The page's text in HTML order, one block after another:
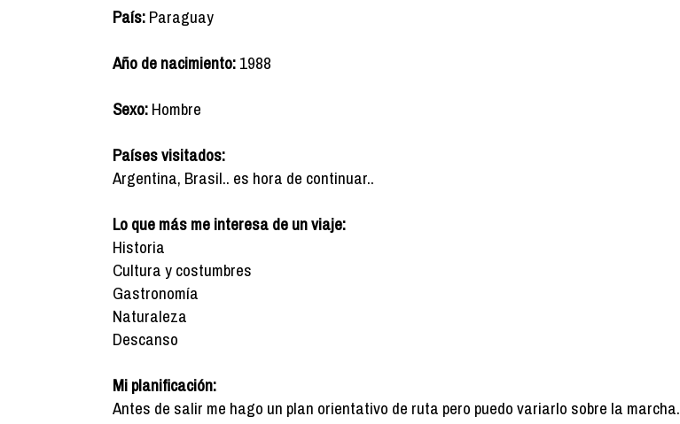
País:Paraguay
Año de nacimiento:1988
Sexo:Hombre
Países visitados:
Argentina, Brasil.. es hora de continuar..
Lo que más me interesa de un viaje:
Historia
Cultura y costumbres
Gastronomía
Naturaleza
Descanso
Mi planificación:
Antes de salir me hago un plan orientativo de ruta pero puedo variarlo sobre la marcha.